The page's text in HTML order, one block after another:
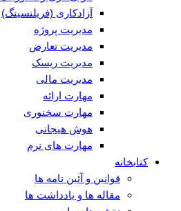
آزادکاری (فریلنسینگ)
مدیریت پروژه
مدیریت تعارض
مدیریت ریسک
مدیریت مالی
مهارت ارائه
مهارت سخنوری
هوش هیجانی
مهارت های نرم
کتابخانه
قوانین و آئین نامه ها
مقاله ها و یادداشت ها